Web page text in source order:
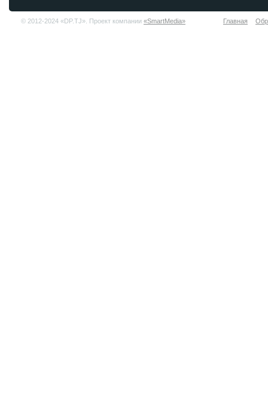
© 2012-2024 «DP.TJ». Проект компании «SmartMedia» Главная